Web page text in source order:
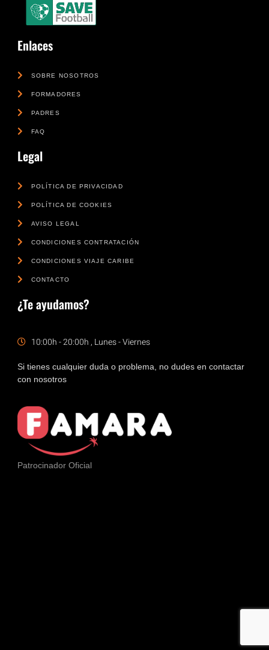
Enlaces
SOBRE NOSOTROS
FORMADORES
PADRES
FAQ
Legal
POLÍTICA DE PRIVACIDAD
POLÍTICA DE COOKIES
AVISO LEGAL
CONDICIONES CONTRATACIÓN
CONDICIONES VIAJE CARIBE
CONTACTO
¿Te ayudamos?
10:00h - 20:00h , Lunes - Viernes
Si tienes cualquier duda o problema, no dudes en contactar
con nosotros
Patrocinador Oficial